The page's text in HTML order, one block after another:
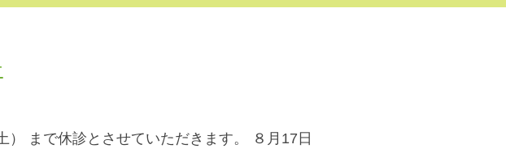
） まで休診とさせていただきます。 ８月17日